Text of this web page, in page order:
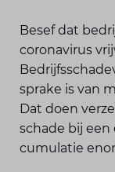
Besef dat
coronavirus
sprake is van
Dat doen
schade bij een
cumulatie